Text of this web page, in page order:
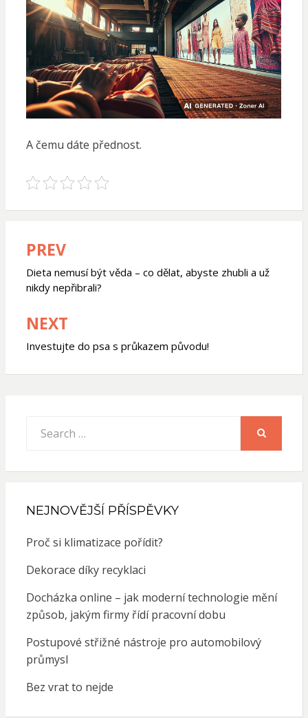
A čemu dáte přednost.
Navigace
pro
příspěvek
PREV
Dieta nemusí být věda – co dělat, abyste zhubli a už
nikdy nepřibrali?
NEXT
Investujte do psa s průkazem původu!
for:
NEJNOVĚJŠÍ PŘÍSPĚVKY
Proč si klimatizace pořídit?
Dekorace díky recyklaci
Docházka online – jak moderní technologie mění
způsob, jakým firmy řídí pracovní dobu
Postupové střižné nástroje pro automobilový
průmysl
Bez vrat to nejde